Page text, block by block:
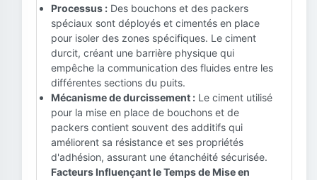
Processus : Des bouchons et des packers
spéciaux sont déployés et cimentés en place
pour isoler des zones spécifiques. Le ciment
durcit, créant une barrière physique qui
empêche la communication des fluides entre les
différentes sections du puits.
Mécanisme de durcissement : Le ciment utilisé
pour la mise en place de bouchons et de
packers contient souvent des additifs qui
améliorent sa résistance et ses propriétés
d'adhésion, assurant une étanchéité sécurisée.
Facteurs Influençant le Temps de Mise en